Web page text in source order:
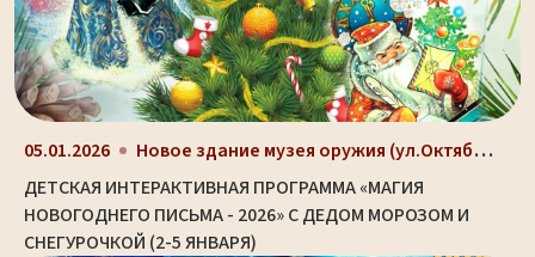
05.01.2026 Новое здание музея оружия (ул.Октябрьская, д. 2)
ДЕТСКАЯ ИНТЕРАКТИВНАЯ ПРОГРАММА «МАГИЯ
НОВОГОДНЕГО ПИСЬМА - 2026» С ДЕДОМ МОРОЗОМ И
СНЕГУРОЧКОЙ (2-5 ЯНВАРЯ)